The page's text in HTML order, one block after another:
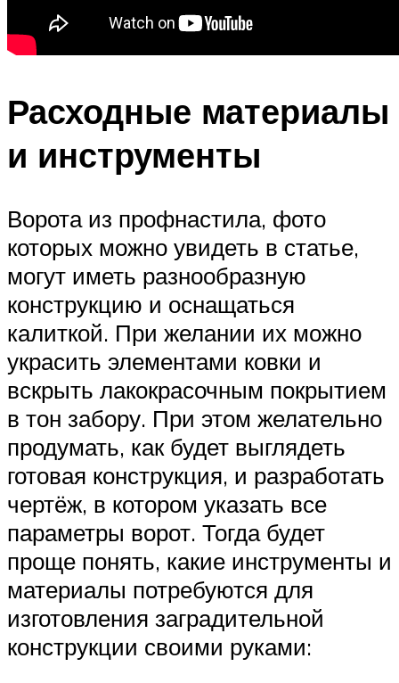
Расходные материалы
и инструменты
Ворота из профнастила, фото
которых можно увидеть в статье,
могут иметь разнообразную
конструкцию и оснащаться
калиткой. При желании их можно
украсить элементами ковки и
вскрыть лакокрасочным покрытием
в тон забору. При этом желательно
продумать, как будет выглядеть
готовая конструкция, и разработать
чертёж, в котором указать все
параметры ворот. Тогда будет
проще понять, какие инструменты и
материалы потребуются для
изготовления заградительной
конструкции своими руками: